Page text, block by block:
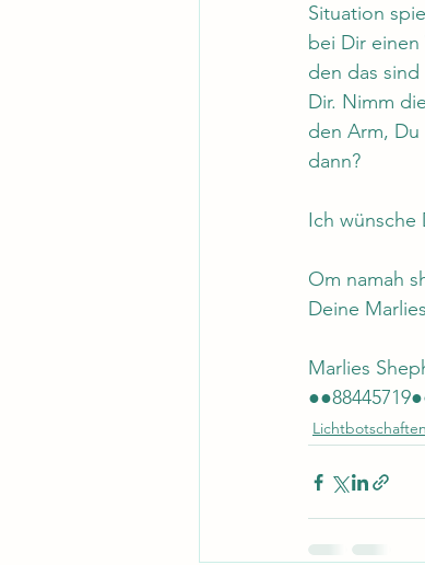
Situation
bei Dir
den das
Dir. Nimm
den Arm,
dann?
Ich wünsche
Om namah
Deine
Marlies
Lichtbotschaften